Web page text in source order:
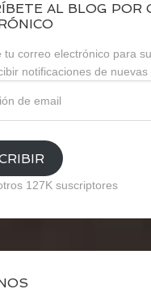
AL BLOG POR
tu correo electrónico para
notificaciones de nuevas
127K suscriptores